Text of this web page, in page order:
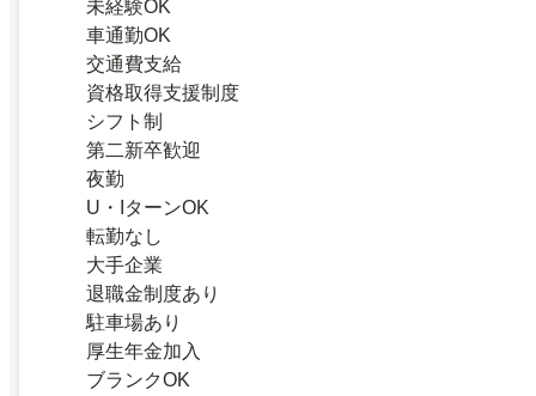
未経験OK
車通勤OK
交通費支給
資格取得支援制度
シフト制
第二新卒歓迎
夜勤
U・IターンOK
転勤なし
大手企業
退職金制度あり
駐車場あり
厚生年金加入
ブランクOK